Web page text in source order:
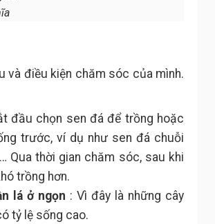
và điều kiện chăm sóc của mình.
đầu chọn sen đá để trồng hoặc
trước, ví dụ như sen đá chuỗi
Qua thời gian chăm sóc, sau khi
trồng hơn.
lá ở ngọn : Vì đây là những cây
tỷ lệ sống cao.